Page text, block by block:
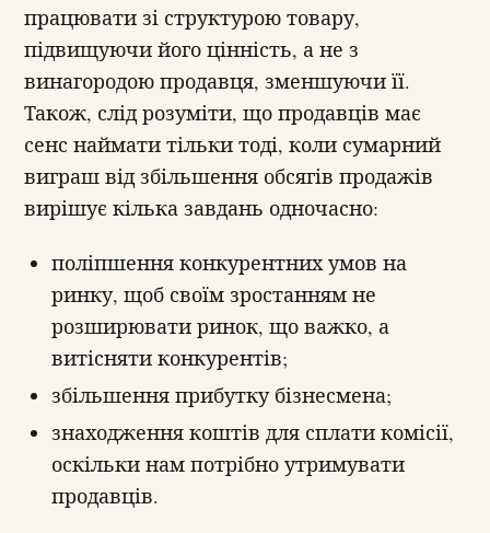
працювати зі структурою товару,
підвищуючи його цінність, а не з
винагородою продавця, зменшуючи її.
Також, слід розуміти, що продавців має
сенс наймати тільки тоді, коли сумарний
виграш від збільшення обсягів продажів
вирішує кілька завдань одночасно:
поліпшення конкурентних умов на
ринку, щоб своїм зростанням не
розширювати ринок, що важко, а
витісняти конкурентів;
збільшення прибутку бізнесмена;
знаходження коштів для сплати комісії,
оскільки нам потрібно утримувати
продавців.